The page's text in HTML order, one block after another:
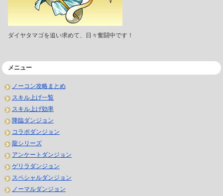
ダイヤタマゴを追い求めて、日々奮闘中です！
メニュー
ノーコン攻略まとめ
スキル上げ一覧
スキル上げ効率
降臨ダンジョン
コラボダンジョン
龍シリーズ
アンケートダンジョン
ゲリラダンジョン
スペシャルダンジョン
ノーマルダンジョン